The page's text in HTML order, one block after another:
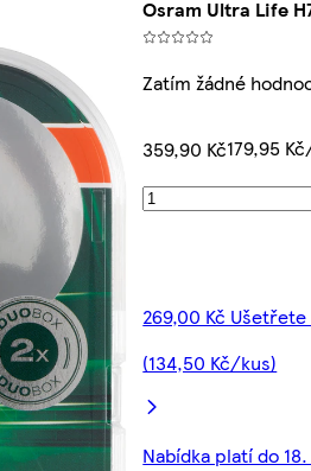
Osram Ultra Life
Zatím žádné
359,90 Kč179,95
269,00 Kč
(134,50 Kč/kus)
Nabídka platí do